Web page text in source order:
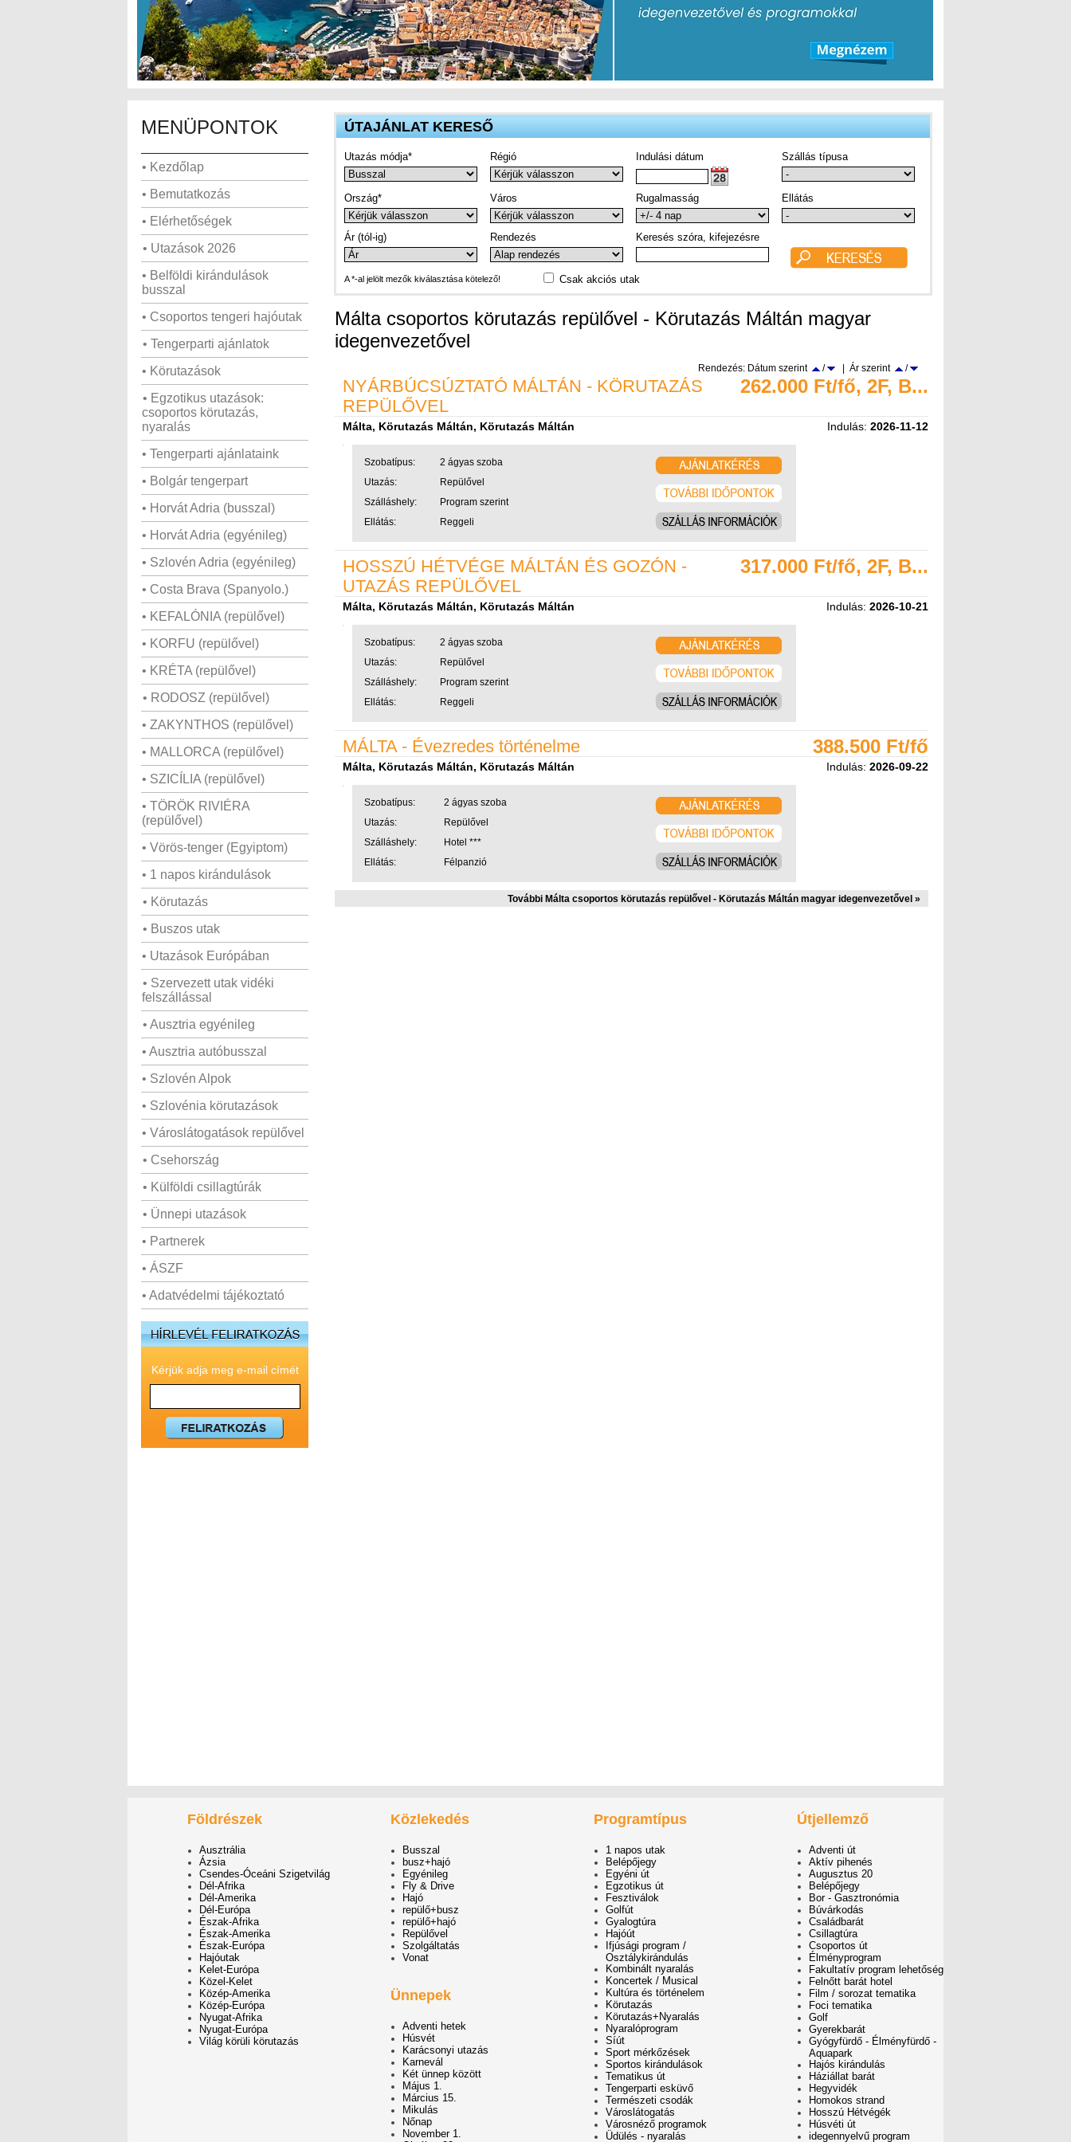
MENÜPONTOK
• Kezdőlap
• Bemutatkozás
• Elérhetőségek
• Utazások 2026
• Belföldi kirándulások
busszal
• Csoportos tengeri hajóutak
• Tengerparti ajánlatok
• Körutazások
• Egzotikus utazások:
csoportos körutazás,
nyaralás
• Tengerparti ajánlataink
• Bolgár tengerpart
• Horvát Adria (busszal)
• Horvát Adria (egyénileg)
• Szlovén Adria (egyénileg)
• Costa Brava (Spanyolo.)
• KEFALÓNIA (repülővel)
• KORFU (repülővel)
• KRÉTA (repülővel)
• RODOSZ (repülővel)
• ZAKYNTHOS (repülővel)
• MALLORCA (repülővel)
• SZICÍLIA (repülővel)
• TÖRÖK RIVIÉRA
(repülővel)
• Vörös-tenger (Egyiptom)
• 1 napos kirándulások
• Körutazás
• Buszos utak
• Utazások Európában
• Szervezett utak vidéki
felszállással
• Ausztria egyénileg
• Ausztria autóbusszal
• Szlovén Alpok
• Szlovénia körutazások
• Városlátogatások repülővel
• Csehország
• Külföldi csillagtúrák
• Ünnepi utazások
• Partnerek
• ÁSZF
• Adatvédelmi tájékoztató
Kérjük adja meg e-mail címét
ÚTAJÁNLAT KERESŐ
Utazás módja* Régió Indulási dátum Szállás típusa
Ország* Város Rugalmasság Ellátás
Ár (tól-ig) Rendezés Keresés szóra, kifejezésre
A *-al jelölt mezők kiválasztása kötelező! Csak akciós utak
Málta csoportos körutazás repülővel - Körutazás Máltán magyar
idegenvezetővel
Rendezés: Dátum szerint / | Ár szerint /
NYÁRBÚCSÚZTATÓ MÁLTÁN - KÖRUTAZÁS
REPÜLŐVEL
262.000 Ft/fő, 2F, B...
Málta, Körutazás Máltán, Körutazás Máltán Indulás: 2026-11-12
Szobatípus:
2 ágyas szoba
Utazás:
Repülővel
Szálláshely:
Program szerint
Ellátás:
Reggeli
HOSSZÚ HÉTVÉGE MÁLTÁN ÉS GOZÓN -
UTAZÁS REPÜLŐVEL
317.000 Ft/fő, 2F, B...
Málta, Körutazás Máltán, Körutazás Máltán Indulás: 2026-10-21
Szobatípus:
2 ágyas szoba
Utazás:
Repülővel
Szálláshely:
Program szerint
Ellátás:
Reggeli
MÁLTA - Évezredes történelme 388.500 Ft/fő
Málta, Körutazás Máltán, Körutazás Máltán Indulás: 2026-09-22
Szobatípus:
2 ágyas szoba
Utazás:
Repülővel
Szálláshely:
Hotel ***
Ellátás:
Félpanzió
További Málta csoportos körutazás repülővel - Körutazás Máltán magyar idegenvezetővel »
Földrészek
Ausztrália
Ázsia
Csendes-Óceáni Szigetvilág
Dél-Afrika
Dél-Amerika
Dél-Európa
Észak-Afrika
Észak-Amerika
Észak-Európa
Hajóutak
Kelet-Európa
Közel-Kelet
Közép-Amerika
Közép-Európa
Nyugat-Afrika
Nyugat-Európa
Világ körüli körutazás
Közlekedés
Busszal
busz+hajó
Egyénileg
Fly & Drive
Hajó
repülő+busz
repülő+hajó
Repülővel
Szolgáltatás
Vonat
Ünnepek
Adventi hetek
Húsvét
Karácsonyi utazás
Karnevál
Két ünnep között
Május 1.
Március 15.
Mikulás
Nőnap
November 1.
Programtípus
1 napos utak
Belépőjegy
Egyéni út
Egzotikus út
Fesztiválok
Golfút
Gyalogtúra
Hajóút
Ifjúsági program /
Osztálykirándulás
Kombinált nyaralás
Koncertek / Musical
Kultúra és történelem
Körutazás
Körutazás+Nyaralás
Nyaralóprogram
Síút
Sport mérkőzések
Sportos kirándulások
Tematikus út
Tengerparti esküvő
Természeti csodák
Városlátogatás
Városnéző programok
Üdülés - nyaralás
Útjellemző
Adventi út
Aktív pihenés
Augusztus 20
Belépőjegy
Bor - Gasztronómia
Búvárkodás
Családbarát
Csillagtúra
Csoportos út
Élményprogram
Fakultatív program lehetőség
Felnőtt barát hotel
Film / sorozat tematika
Foci tematika
Golf
Gyerekbarát
Gyógyfürdő - Élményfürdő -
Aquapark
Hajós kirándulás
Háziállat barát
Hegyvidék
Homokos strand
Hosszú Hétvégék
Húsvéti út
idegennyelvű program